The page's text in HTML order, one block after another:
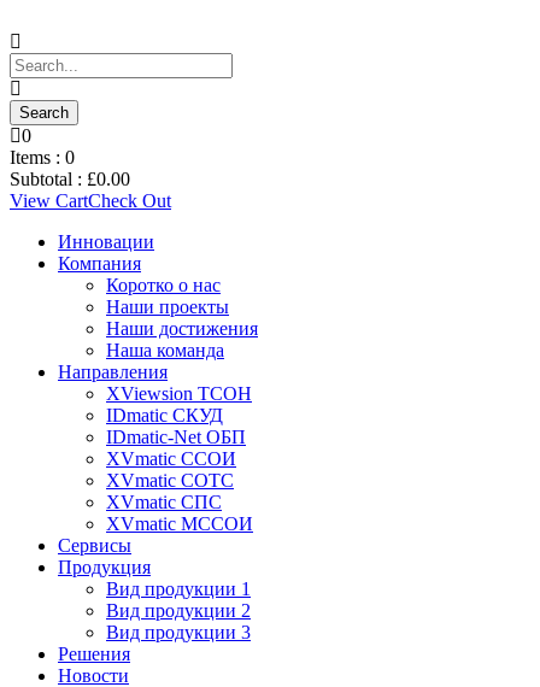
0
Items : 0
Subtotal : £0.00
View CartCheck Out
Инновации
Компания
Коротко о нас
Наши проекты
Наши достижения
Наша команда
Направления
XViewsion ТСОН
IDmatic СКУД
IDmatic-Net ОБП
XVmatic ССОИ
XVmatic СОТС
XVmatic СПС
XVmatic МССОИ
Сервисы
Продукция
Вид продукции 1
Вид продукции 2
Вид продукции 3
Решения
Новости